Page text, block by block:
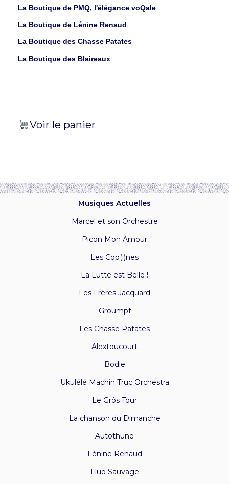
La Boutique de PMQ, l'élégance voQale
La Boutique de Lénine Renaud
La Boutique des Chasse Patates
La Boutique des Blaireaux
Voir le panier
Musiques Actuelles
Marcel et son Orchestre
Picon Mon Amour
Les Cop(i)nes
La Lutte est Belle !
Les Frères Jacquard
Groumpf
Les Chasse Patates
Alextoucourt
Bodie
Ukulélé Machin Truc Orchestra
Le Grôs Tour
La chanson du Dimanche
Autothune
Lénine Renaud
Fluo Sauvage